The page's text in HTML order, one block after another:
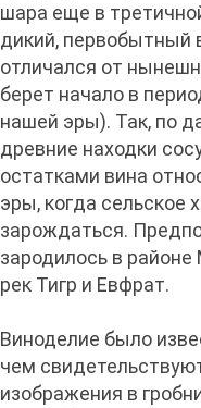
шара еще в
дикий, первобытный
отличался от
берет начало в
нашей эры). Так, по
древние находки
остатками вина
эры, когда сельское
зарождаться.
зародилось в
рек Тигр и Евфрат.
Виноделие было
чем
изображения в